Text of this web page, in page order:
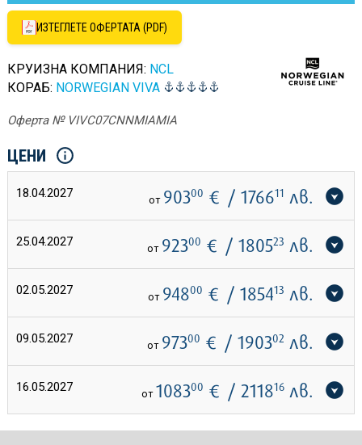
ИЗТЕГЛЕТЕ ОФЕРТАТА (PDF)
КРУИЗНА КОМПАНИЯ: NCL
КОРАБ: NORWEGIAN VIVA
Оферта № VIVC07CNNMIAMIA
ЦЕНИ
18.04.2027 от 90300 € / 176611 лв.
25.04.2027 от 92300 € / 180523 лв.
02.05.2027 от 94800 € / 185413 лв.
09.05.2027 от 97300 € / 190302 лв.
16.05.2027 от 108300 € / 211816лв.